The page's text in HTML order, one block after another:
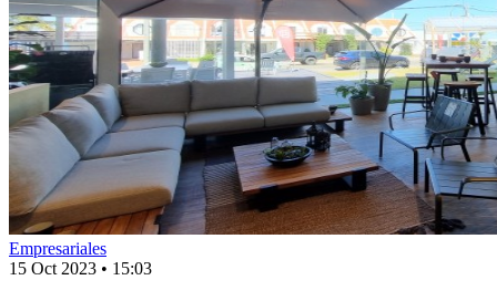
Empresariales
15 Oct 2023 • 15:03